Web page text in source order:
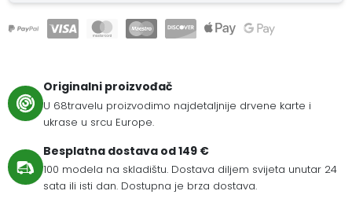
Originalni proizvođač
U 68travelu proizvodimo najdetaljnije drvene karte i
ukrase u srcu Europe.
Besplatna dostava od 149 €
100 modela na skladištu. Dostava diljem svijeta unutar 24
sata ili isti dan. Dostupna je brza dostava.